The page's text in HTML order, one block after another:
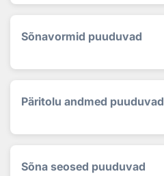
Sõnavormid puuduvad
Päritolu andmed puuduvad
Sõna seosed puuduvad